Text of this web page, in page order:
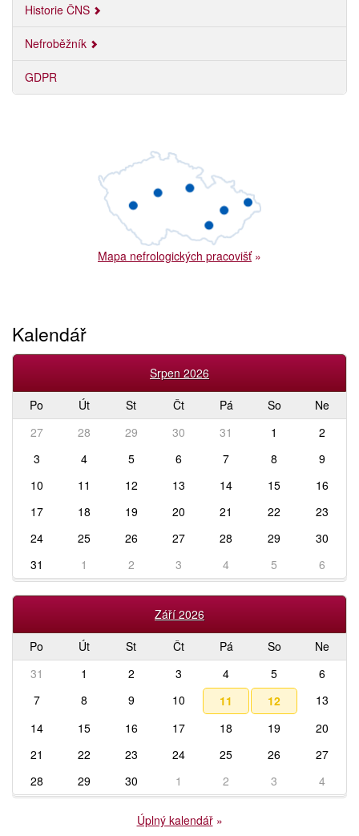
Historie ČNS
Nefroběžník
GDPR
Mapa nefrologických pracovišť»
Kalendář
Srpen 2026
Po
Út St Čt Pá So
Ne
27
28 29 30 31 1
2
3
4 5 6 7 8
9
10
11 12 13 14 15
16
17
18 19 20 21 22
23
24
25 26 27 28 29
30
31
1 2 3 4 5 6
Září 2026
Po
Út St Čt Pá So
Ne
31
1 2 3 4 5
6
7
8 9 10 11 12
13
14
15 16 17 18 19
20
21
22 23 24 25 26
27
28
29 30 1 2 3 4
Úplný kalendář»